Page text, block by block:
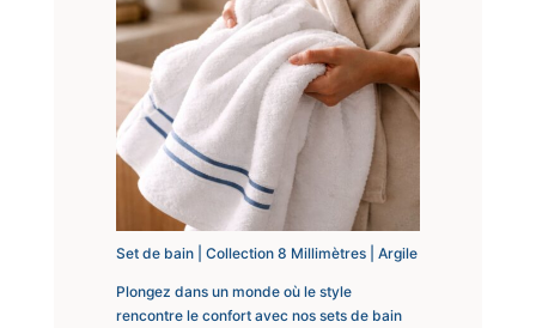
Set de bain | Collection 8 Millimètres | Argile
Plongez dans un monde où le style
rencontre le confort avec nos sets de bain